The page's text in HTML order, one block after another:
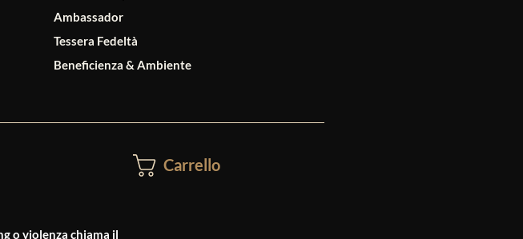
Ambassador
Tessera Fedeltà
Beneficienza & Ambiente
Carrello
o violenza chiama il